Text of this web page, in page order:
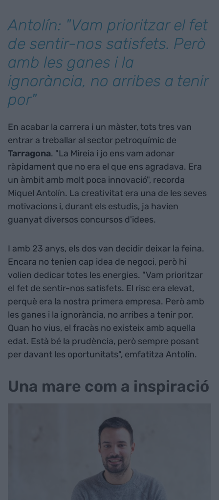
Antolín: "Vam prioritzar el fet
de sentir-nos satisfets. Però
amb les ganes i la
ignorància, no arribes a tenir
por"
En acabar la carrera i un màster, tots tres van
entrar a treballar al sector petroquímic de
Tarragona. "La Mireia i jo ens vam adonar
ràpidament que no era el que ens agradava. Era
un àmbit amb molt poca innovació", recorda
Miquel Antolín. La creativitat era una de les seves
motivacions i, durant els estudis, ja havien
guanyat diversos concursos d'idees.
I amb 23 anys, els dos van decidir deixar la feina.
Encara no tenien cap idea de negoci, però hi
volien dedicar totes les energies. "Vam prioritzar
el fet de sentir-nos satisfets. El risc era elevat,
perquè era la nostra primera empresa. Però amb
les ganes i la ignorància, no arribes a tenir por.
Quan ho vius, el fracàs no existeix amb aquella
edat. Està bé la prudència, però sempre posant
per davant les oportunitats", emfatitza Antolín.
Una mare com a inspiració